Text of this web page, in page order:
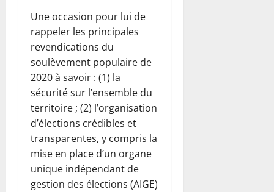
Une occasion pour lui de
rappeler les principales
revendications du
soulèvement populaire de
2020 à savoir : (1) la
sécurité sur l’ensemble du
territoire ; (2) l’organisation
d’élections crédibles et
transparentes, y compris la
mise en place d’un organe
unique indépendant de
gestion des élections (AIGE)